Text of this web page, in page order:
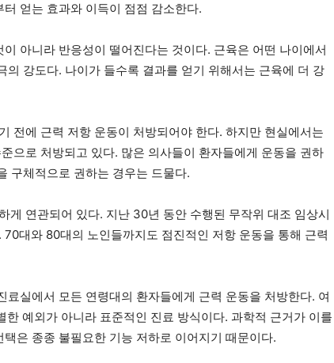
얻는 효과와 이득이 점점 감소한다.
아니라 반응성이 떨어진다는 것이다. 근육은 어떤 나이에서
의 강도다. 나이가 들수록 결과를 얻기 위해서는 근육에 더 강
전에 근력 저항 운동이 처방되어야 한다. 하지만 현실에서는
으로 처방되고 있다. 많은 의사들이 환자들에게 운동을 권하
구체적으로 권하는 경우는 드물다.
게 연관되어 있다. 지난 30년 동안 수행된 무작위 대조 임상시
대와 80대의 노인들까지도 점진적인 저항 운동을 통해 근력
실에서 모든 연령대의 환자들에게 근력 운동을 처방한다. 여
예외가 아니라 표준적인 진료 방식이다. 과학적 근거가 이를
은 종종 불필요한 기능 저하로 이어지기 때문이다.